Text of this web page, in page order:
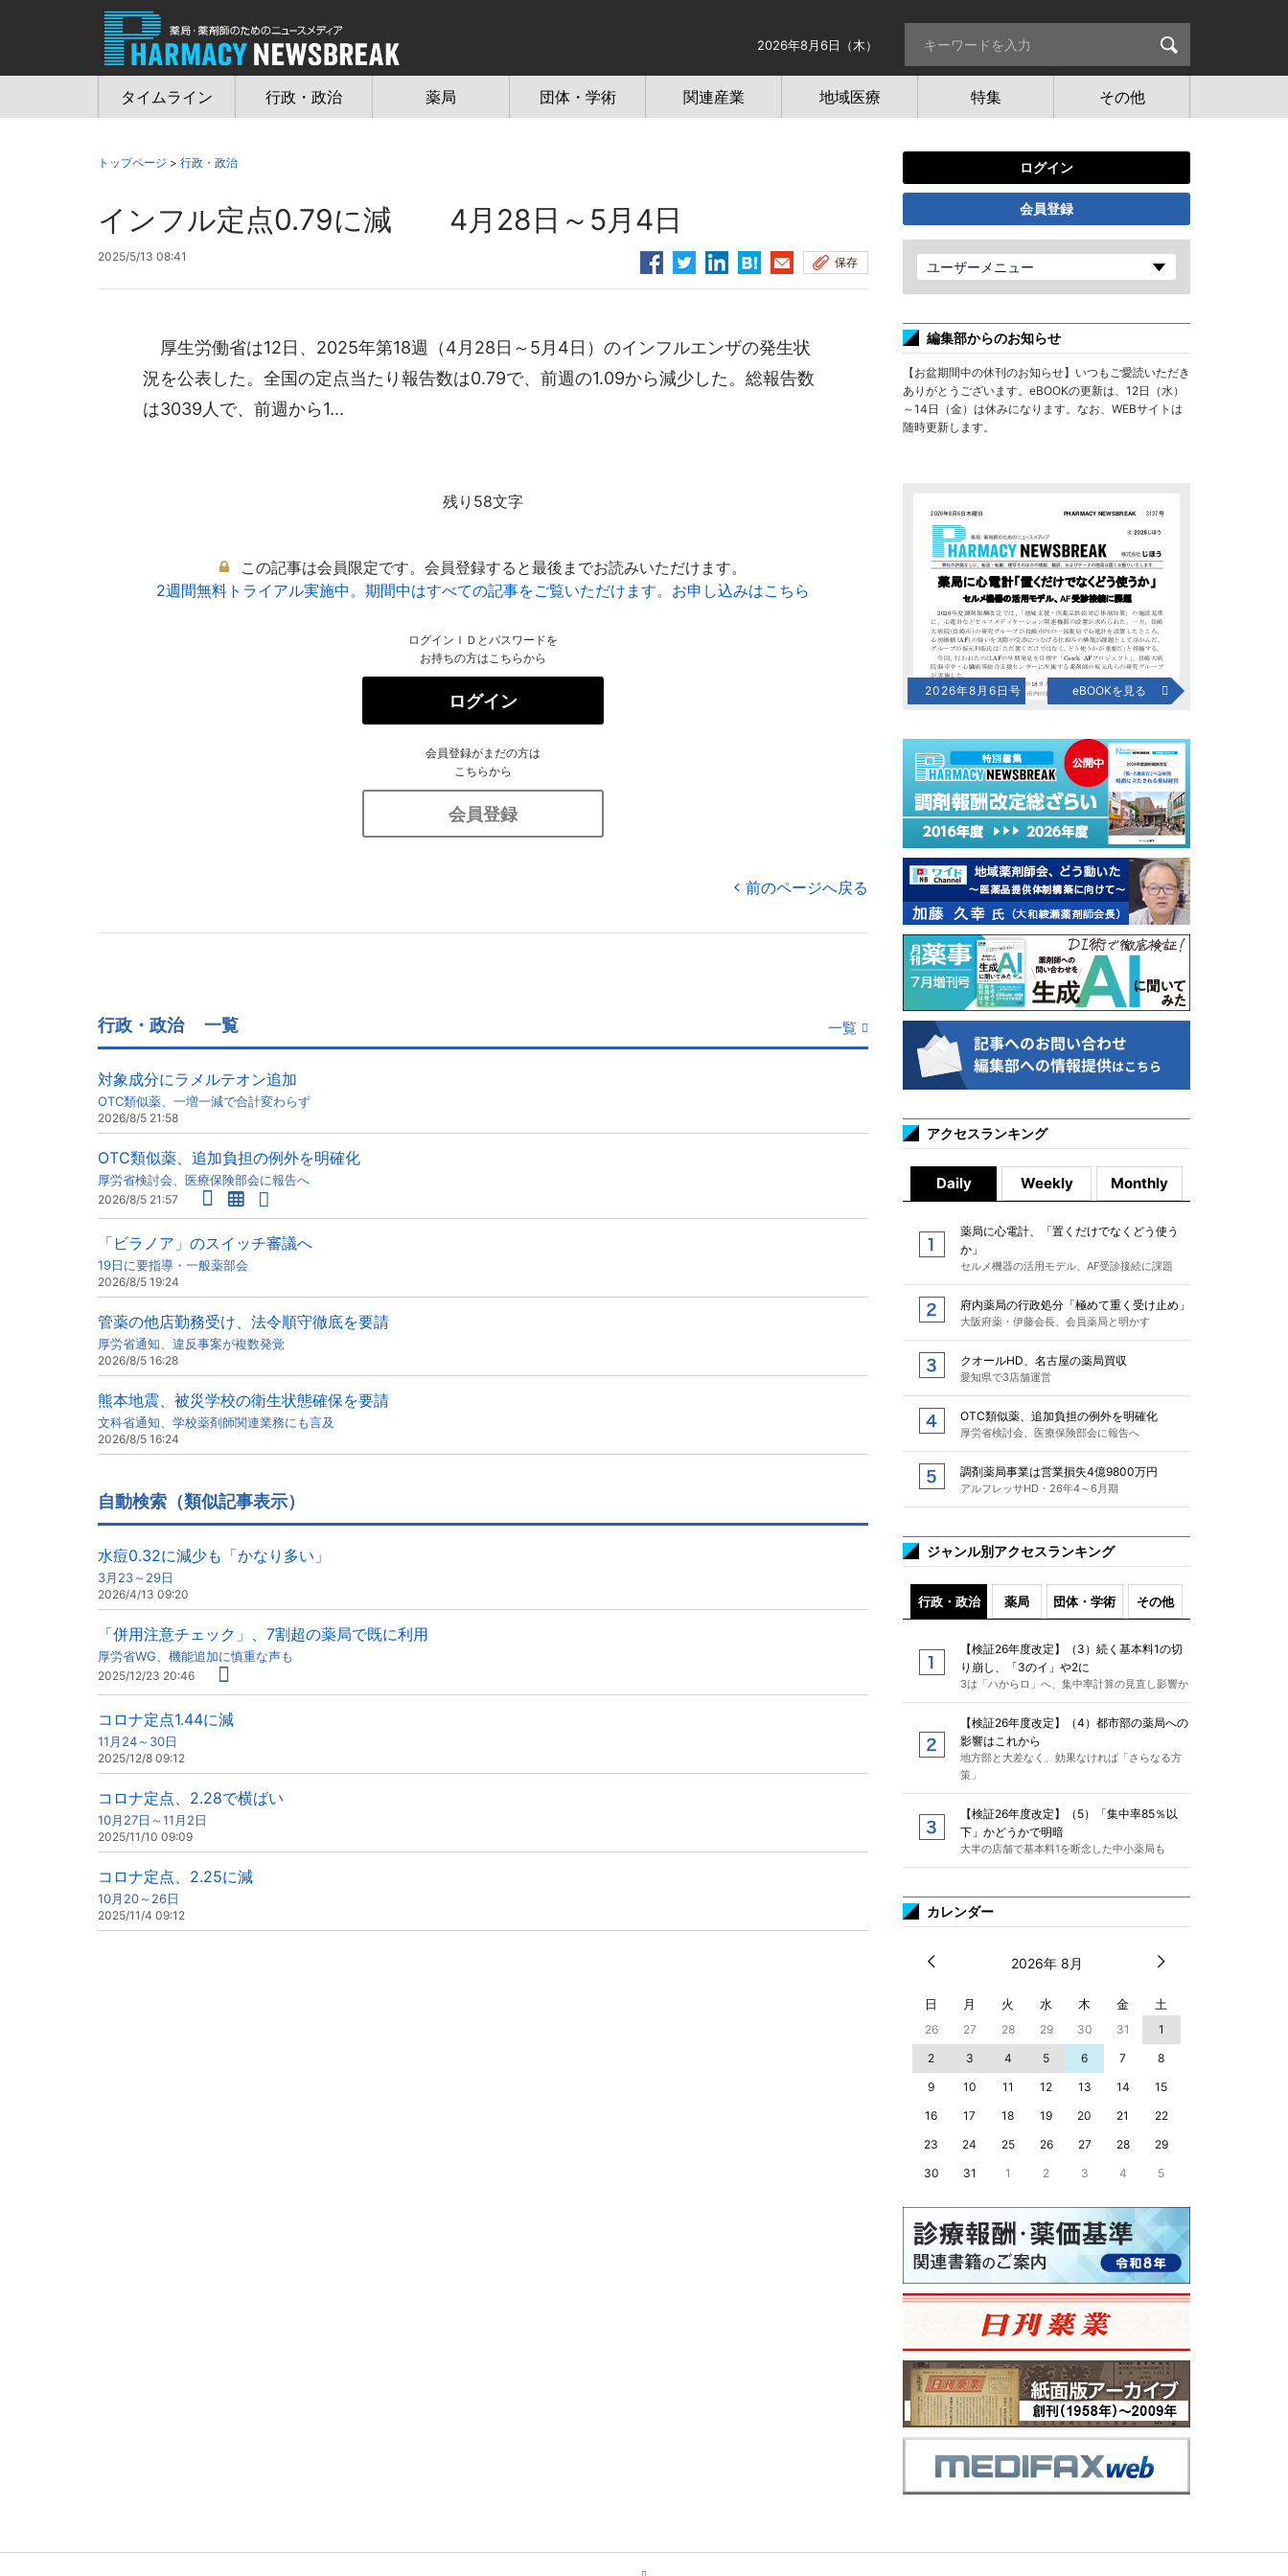
2026年8月6日（木）
タイムライン 行政・政治 薬局 団体・学術 関連産業 地域医療 特集 その他
トップページ > 行政・政治
インフル定点0.79に減 4月28日～5月4日
2025/5/13 08:41 保存
厚生労働省は12日、2025年第18週（4月28日～5月4日）のインフルエンザの発生状
況を公表した。全国の定点当たり報告数は0.79で、前週の1.09から減少した。総報告数
は3039人で、前週から1...
残り58文字
この記事は会員限定です。会員登録すると最後までお読みいただけます。
2週間無料トライアル実施中。期間中はすべての記事をご覧いただけます。お申し込みはこちら
ログインＩＤとパスワードを
お持ちの方はこちらから
ログイン
会員登録がまだの方は
こちらから
会員登録
前のページへ戻る
行政・政治 一覧 一覧
対象成分にラメルテオン追加
OTC類似薬、一増一減で合計変わらず
2026/8/5 21:58
OTC類似薬、追加負担の例外を明確化
厚労省検討会、医療保険部会に報告へ
2026/8/5 21:57
「ビラノア」のスイッチ審議へ
19日に要指導・一般薬部会
2026/8/5 19:24
管薬の他店勤務受け、法令順守徹底を要請
厚労省通知、違反事案が複数発覚
2026/8/5 16:28
熊本地震、被災学校の衛生状態確保を要請
文科省通知、学校薬剤師関連業務にも言及
2026/8/5 16:24
自動検索（類似記事表示）
水痘0.32に減少も「かなり多い」
3月23～29日
2026/4/13 09:20
「併用注意チェック」、7割超の薬局で既に利用
厚労省WG、機能追加に慎重な声も
2025/12/23 20:46
コロナ定点1.44に減
11月24～30日
2025/12/8 09:12
コロナ定点、2.28で横ばい
10月27日～11月2日
2025/11/10 09:09
コロナ定点、2.25に減
10月20～26日
2025/11/4 09:12
ログイン
会員登録
ユーザーメニュー
編集部からのお知らせ
【お盆期間中の休刊のお知らせ】いつもご愛読いただき
ありがとうございます。eBOOKの更新は、12日（水）
～14日（金）は休みになります。なお、WEBサイトは
随時更新します。
2026年8月6日号 eBOOKを見る
アクセスランキング
Daily Weekly Monthly
薬局に心電計、「置くだけでなくどう使う
か」
セルメ機器の活用モデル、AF受診接続に課題
府内薬局の行政処分「極めて重く受け止め」
大阪府薬・伊藤会長、会員薬局と明かす
クオールHD、名古屋の薬局買収
愛知県で3店舗運営
OTC類似薬、追加負担の例外を明確化
厚労省検討会、医療保険部会に報告へ
調剤薬局事業は営業損失4億9800万円
アルフレッサHD・26年4～6月期
ジャンル別アクセスランキング
行政・政治 薬局 団体・学術 その他
【検証26年度改定】（3）続く基本料1の切
り崩し、「3のイ」や2に
3は「ハからロ」へ、集中率計算の見直し影響か
【検証26年度改定】（4）都市部の薬局への
影響はこれから
地方部と大差なく、効果なければ「さらなる方
策」
【検証26年度改定】（5）「集中率85％以
下」かどうかで明暗
大半の店舗で基本料1を断念した中小薬局も
カレンダー
2026年 8月
日 月 火 水 木 金 土
26 27 28 29 30 31
1
2
3 4 5 6 7
8
9
10 11 12 13 14
15
16
17 18 19 20 21
22
23
24 25 26 27 28
29
30
31 1 2 3 4 5